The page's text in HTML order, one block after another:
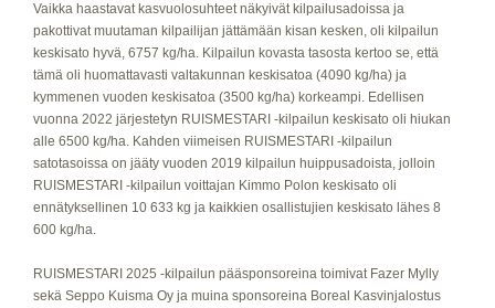
Vaikka haastavat kasvuolosuhteet näkyivät kilpailusadoissa ja
pakottivat muutaman kilpailijan jättämään kisan kesken, oli kilpailun
keskisato hyvä, 6757 kg/ha. Kilpailun kovasta tasosta kertoo se, että
tämä oli huomattavasti valtakunnan keskisatoa (4090 kg/ha) ja
kymmenen vuoden keskisatoa (3500 kg/ha) korkeampi. Edellisen
vuonna 2022 järjestetyn RUISMESTARI -kilpailun keskisato oli hiukan
alle 6500 kg/ha. Kahden viimeisen RUISMESTARI -kilpailun
satotasoissa on jääty vuoden 2019 kilpailun huippusadoista, jolloin
RUISMESTARI -kilpailun voittajan Kimmo Polon keskisato oli
ennätyksellinen 10 633 kg ja kaikkien osallistujien keskisato lähes 8
600 kg/ha.
RUISMESTARI 2025 -kilpailun pääsponsoreina toimivat Fazer Mylly
sekä Seppo Kuisma Oy ja muina sponsoreina Boreal Kasvinjalostus